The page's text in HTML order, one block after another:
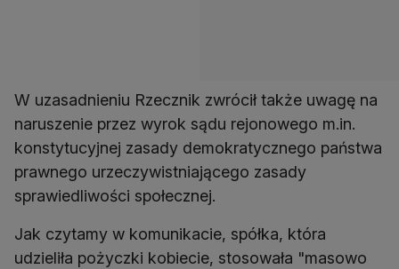
W uzasadnieniu Rzecznik zwrócił także uwagę na
naruszenie przez wyrok sądu rejonowego m.in.
konstytucyjnej zasady demokratycznego państwa
prawnego urzeczywistniającego zasady
sprawiedliwości społecznej.
Jak czytamy w komunikacie, spółka, która
udzieliła pożyczki kobiecie, stosowała "masowo